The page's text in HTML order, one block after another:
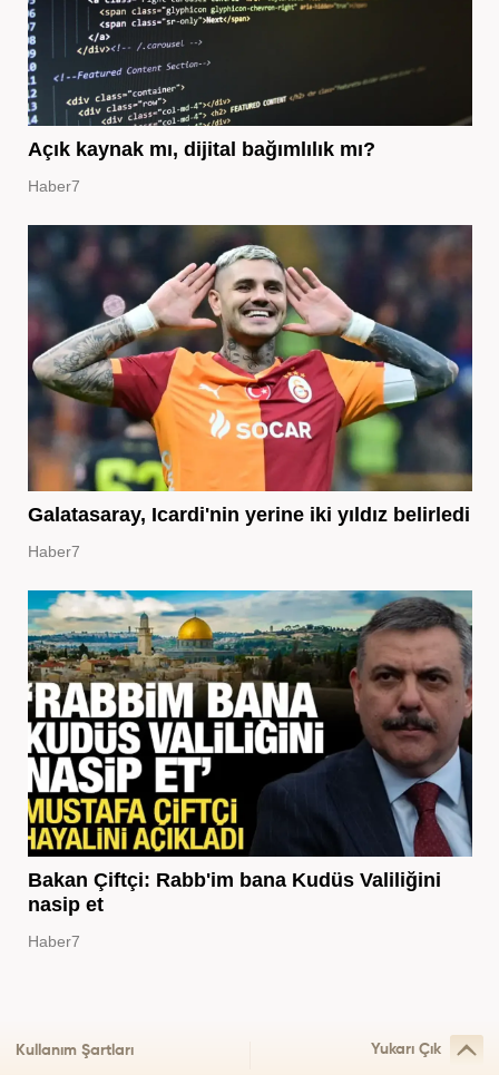
Açık kaynak mı, dijital bağımlılık mı?
Haber7
Galatasaray, Icardi'nin yerine iki yıldız belirledi
Haber7
Bakan Çiftçi: Rabb'im bana Kudüs Valiliğini
nasip et
Haber7
Kullanım Şartları Yukarı Çık